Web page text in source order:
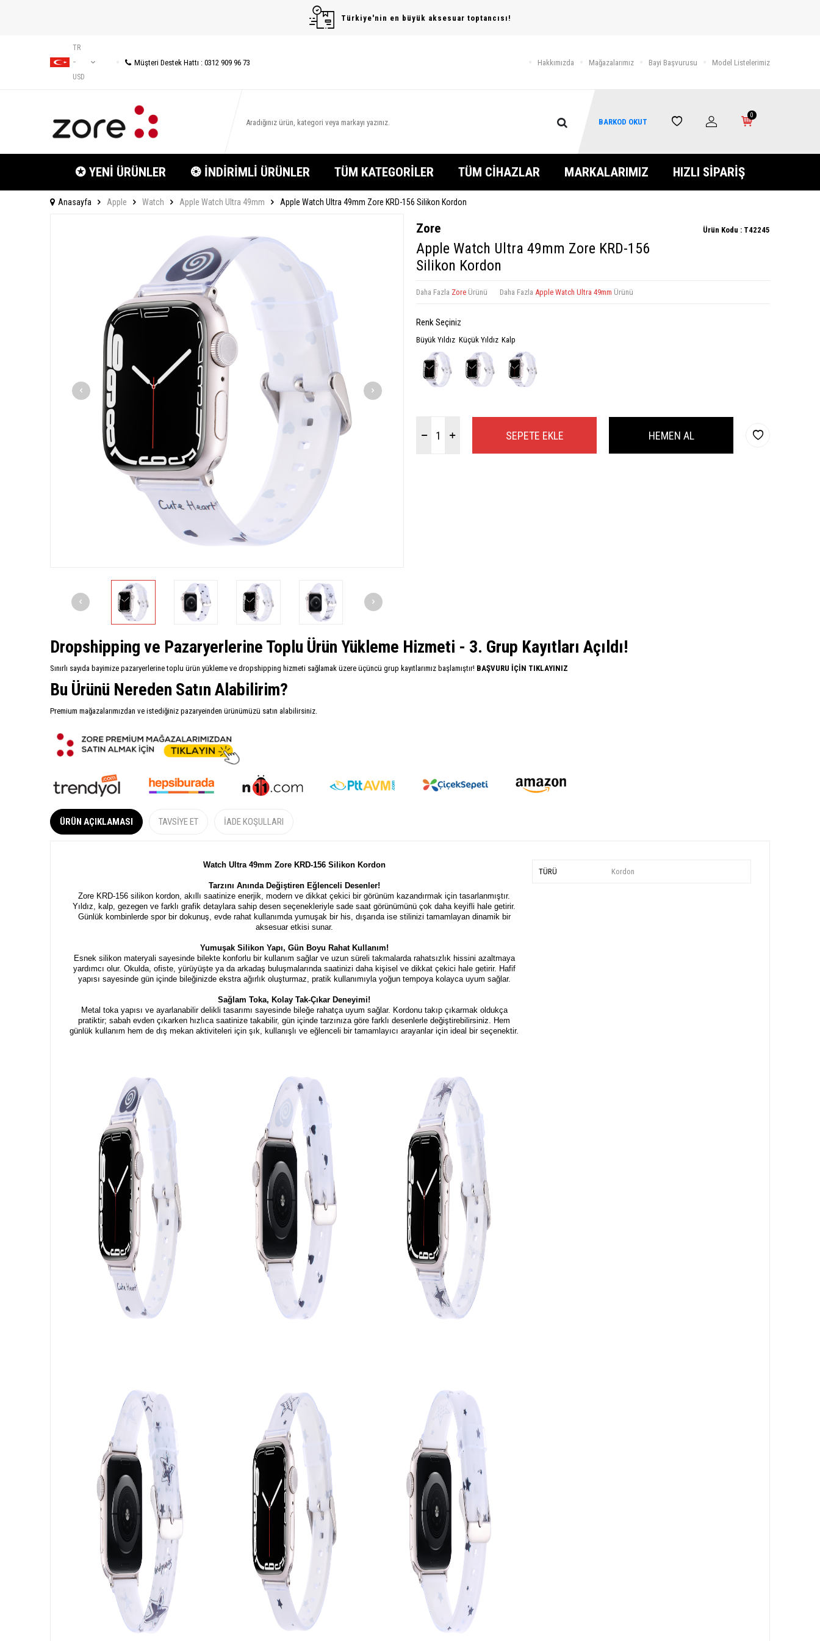
Türkiye'nin en büyük aksesuar toptancısı!
TR
−
USD
Müşteri Destek Hattı : 0312 909 96 73 Hakkımızda Mağazalarımız Bayi Başvurusu Model Listelerimiz
BARKOD OKUT
0
✪ YENİ ÜRÜNLER ❂ İNDİRİMLİ ÜRÜNLER TÜM KATEGORİLER TÜM CİHAZLAR MARKALARIMIZ HIZLI SİPARİŞ
Anasayfa Apple Watch Apple Watch Ultra 49mm Apple Watch Ultra 49mm Zore KRD-156 Silikon Kordon
Zore Ürün Kodu : T42245
Apple Watch Ultra 49mm Zore KRD-156
Silikon Kordon
Daha Fazla Zore Ürünü Daha Fazla Apple Watch Ultra 49mm Ürünü
Renk Seçiniz
Büyük Yıldız Küçük Yıldız Kalp
SEPETE EKLE HEMEN AL
Dropshipping ve Pazaryerlerine Toplu Ürün Yükleme Hizmeti - 3. Grup Kayıtları Açıldı!
Sınırlı sayıda bayimize pazaryerlerine toplu ürün yükleme ve dropshipping hizmeti sağlamak üzere üçüncü grup kayıtlarımız başlamıştır! BAŞVURU İÇİN TIKLAYINIZ
Bu Ürünü Nereden Satın Alabilirim?
Premium mağazalarımızdan ve istediğiniz pazaryeinden ürünümüzü satın alabilirsiniz.
ÜRÜN AÇIKLAMASI TAVSIYE ET İADE KOŞULLARI
Watch Ultra 49mm Zore KRD-156 Silikon Kordon
Tarzını Anında Değiştiren Eğlenceli Desenler!
Zore KRD-156 silikon kordon, akıllı saatinize enerjik, modern ve dikkat çekici bir görünüm kazandırmak için tasarlanmıştır.
Yıldız, kalp, gezegen ve farklı grafik detaylara sahip desen seçenekleriyle sade saat görünümünü çok daha keyifli hale getirir.
Günlük kombinlerde spor bir dokunuş, evde rahat kullanımda yumuşak bir his, dışarıda ise stilinizi tamamlayan dinamik bir
aksesuar etkisi sunar.
Yumuşak Silikon Yapı, Gün Boyu Rahat Kullanım!
Esnek silikon materyali sayesinde bilekte konforlu bir kullanım sağlar ve uzun süreli takmalarda rahatsızlık hissini azaltmaya
yardımcı olur. Okulda, ofiste, yürüyüşte ya da arkadaş buluşmalarında saatinizi daha kişisel ve dikkat çekici hale getirir. Hafif
yapısı sayesinde gün içinde bileğinizde ekstra ağırlık oluşturmaz, pratik kullanımıyla yoğun tempoya kolayca uyum sağlar.
Sağlam Toka, Kolay Tak-Çıkar Deneyimi!
Metal toka yapısı ve ayarlanabilir delikli tasarımı sayesinde bileğe rahatça uyum sağlar. Kordonu takıp çıkarmak oldukça
pratiktir; sabah evden çıkarken hızlıca saatinize takabilir, gün içinde tarzınıza göre farklı desenlerle değiştirebilirsiniz. Hem
günlük kullanım hem de dış mekan aktiviteleri için şık, kullanışlı ve eğlenceli bir tamamlayıcı arayanlar için ideal bir seçenektir.
TÜRÜ Kordon